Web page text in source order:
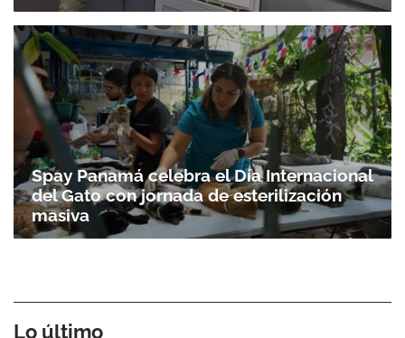
Spay Panamá celebra el Día Internacional
del Gato con jornada de esterilización
masiva
Lo último